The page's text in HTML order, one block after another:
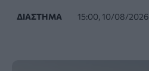
ΔΙΆΣΤΗΜΑ 15:00, 10/08/2026